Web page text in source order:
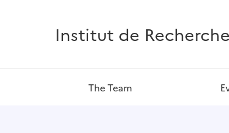
Institut de
The Team